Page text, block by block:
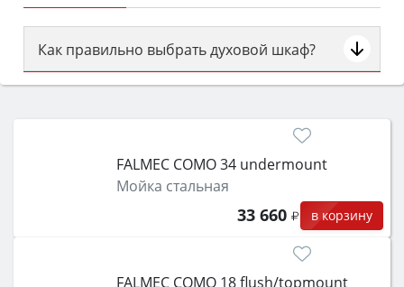
Как правильно выбрать духовой шкаф?
Сначала определитесь с типом (газовый или
затем смотрите на объём 50–70 л для семьи,
функции (конвекция, гриль, самоочистка,
защита от детей).
FALMEC COMO 34 undermount
Мойка стальная
33 660 в корзину
FALMEC COMO 18 flush/topmount